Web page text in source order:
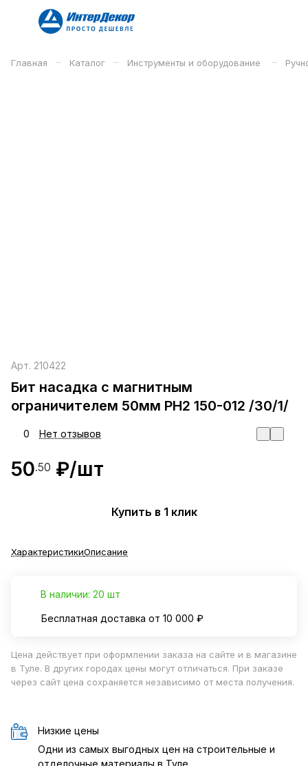
Главная – Каталог – Инструменты и оборудование –
Арт. 210422
Бит насадка с магнитным
ограничителем 50мм PH2 150-012 /30/1/
0 Нет отзывов
50.50 ₽/шт
Купить в 1 клик
ХарактеристикиОписание
В наличии: 20 шт
Бесплатная доставка от 10 000 ₽
Цена действует при оформлении заказа на сайте и в магазине
в Туле. В других городах цены могут отличаться. При заказе
через сайт цена сохраняется независимо от места получения.
Низкие цены
Одни из самых выгодных цен на строительные и